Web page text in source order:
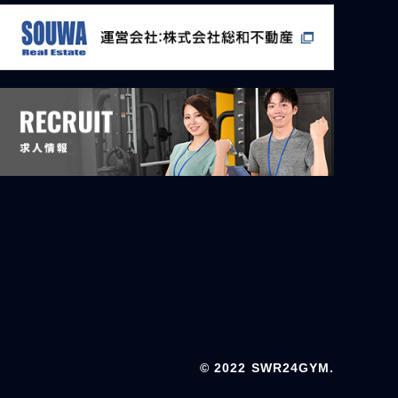
© 2022 SWR24GYM.